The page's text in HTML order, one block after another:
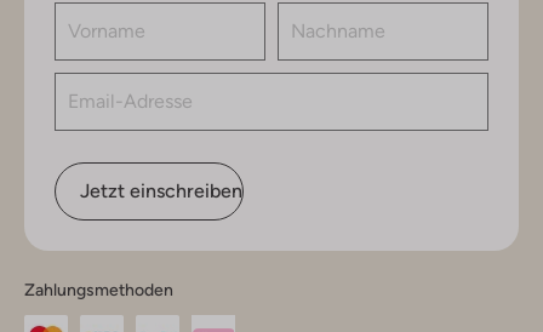
Jetzt einschreiben
Zahlungsmethoden